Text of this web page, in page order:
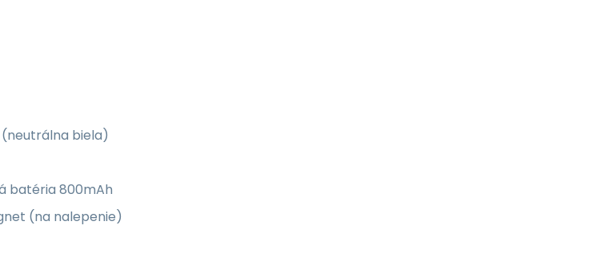
(neutrálna biela)
batéria 800mAh
(na nalepenie)